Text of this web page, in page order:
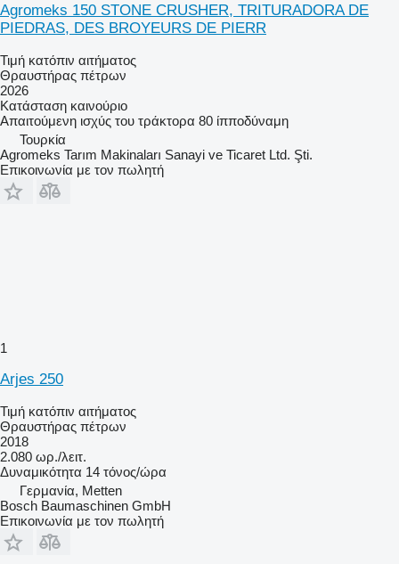
Agromeks 150 STONE CRUSHER, TRITURADORA DE
PIEDRAS, DES BROYEURS DE PIERR
Τιμή κατόπιν αιτήματος
Θραυστήρας πέτρων
2026
Κατάσταση καινούριο
Απαιτούμενη ισχύς του τράκτορα 80 ίπποδύναμη
Τουρκία
Agromeks Tarım Makinaları Sanayi ve Ticaret Ltd. Şti.
Επικοινωνία με τον πωλητή
1
Arjes 250
Τιμή κατόπιν αιτήματος
Θραυστήρας πέτρων
2018
2.080 ωρ./λειτ.
Δυναμικότητα 14 τόνος/ώρα
Γερμανία, Metten
Bosch Baumaschinen GmbH
Επικοινωνία με τον πωλητή